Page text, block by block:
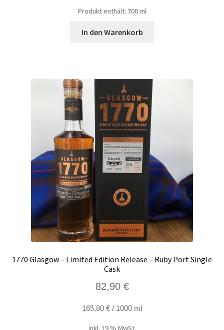
Produkt enthält: 700ml
In den Warenkorb
1770 Glasgow – Limited Edition Release – Ruby Port Single
Cask
82,90 €
165,80 € / 1000 ml
inkl. 19 % MwSt.